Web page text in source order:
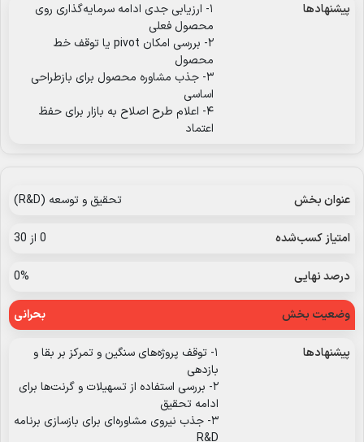
۱- ارزیابی جدی ادامه سرمایه‌گذاری روی
محصول فعلی
۲- بررسی امکان pivot یا توقف خط
محصول
۳- جذب مشاوره محصول برای بازطراحی
اساسی
۴- اعلام طرح اصلاح به بازار برای حفظ
اعتماد
تحقیق و توسعه (R&D)
0 از 30
0%
بحرانی
۱- توقف پروژه‌های سنگین و تمرکز بر بقا و
بازدهی
۲- بررسی استفاده از تسهیلات و گرنت‌ها برای
ادامه تحقیق
۳- جذب نیروی مشاوره‌ای برای بازسازی برنامه